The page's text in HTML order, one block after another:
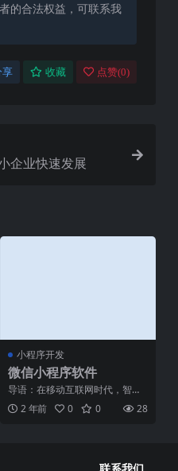
的合法权益，可联系我
享 收藏 点赞(0)
企业快速发展
小程序开发
微信小程序软件
导语：在移动互联网时代，智能
手机已经成为人们生活不可或缺
的一部分。而微信作为全球
2 年前 0 0 28